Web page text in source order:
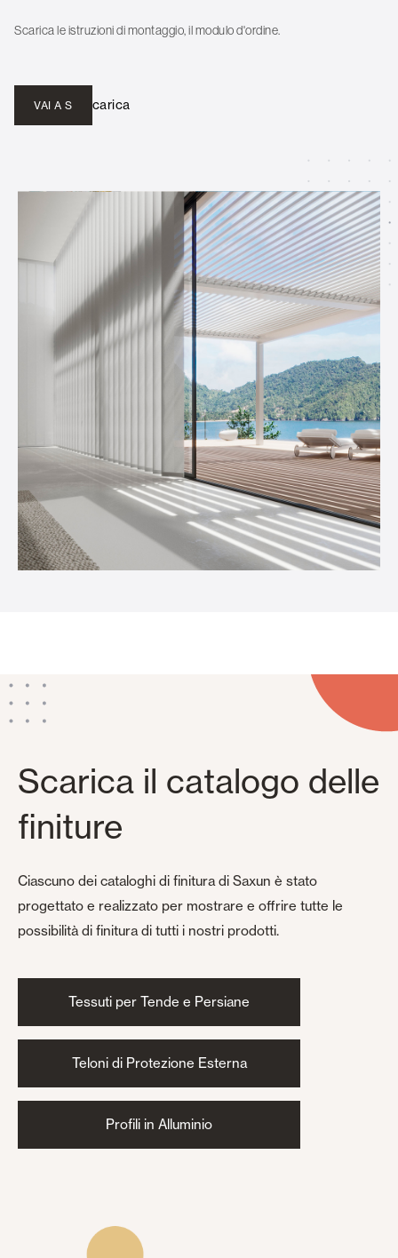
Scarica le istruzioni di montaggio, il modulo d'ordine.
VAI A S carica
Scarica il catalogo delle
finiture
Ciascuno dei cataloghi di finitura di Saxun è stato
progettato e realizzato per mostrare e offrire tutte le
possibilità di finitura di tutti i nostri prodotti.
Tessuti per Tende e Persiane
Teloni di Protezione Esterna
Profili in Alluminio